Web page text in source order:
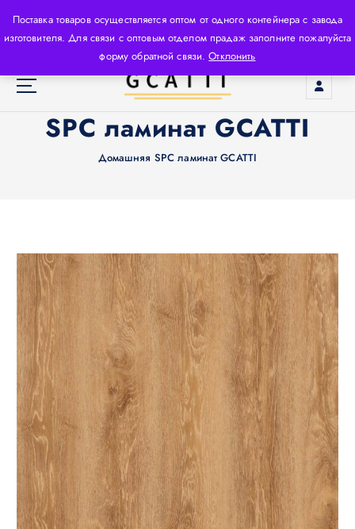
Поставка товаров осуществляется оптом от одного контейнера с завода
изготовителя. Для связи с оптовым отделом прадаж заполните пожалуйста
форму обратной связи.Отклонить
р
класса, используя новейшие технологии и
SPC ламинат GCATTI
Домашняя SPC ламинат GCATTI